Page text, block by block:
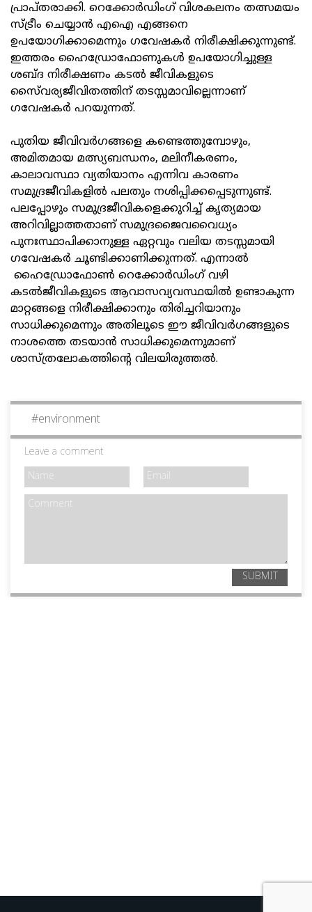
പ്രാപ്തരാക്കി. റെക്കോര്‍ഡിംഗ് വിശകലനം തത്സമയം
സ്ട്രീം ചെയ്യാന്‍ എഐ എങ്ങനെ
ഉപയോഗിക്കാമെന്നും ഗവേഷകര്‍ നിരീക്ഷിക്കുന്നുണ്ട്.
ഇത്തരം ഹൈഡ്രോഫോണുകള്‍ ഉപയോഗിച്ചുള്ള
ശബ്ദ നിരീക്ഷണം കടല്‍ ജീവികളുടെ
സൈ്വര്യജീവിതത്തിന് തടസ്സമാവില്ലെന്നാണ്
ഗവേഷകര്‍ പറയുന്നത്.
പുതിയ ജീവിവര്‍ഗങ്ങളെ കണ്ടെത്തുമ്പോഴും,
അമിതമായ മത്സ്യബന്ധനം, മലിനീകരണം,
കാലാവസ്ഥാ വ്യതിയാനം എന്നിവ കാരണം
സമുദ്രജീവികളില്‍ പലതും നശിപ്പിക്കപ്പെടുന്നുണ്ട്.
പലപ്പോഴും സമുദ്രജീവികളെക്കുറിച്ച് കൃത്യമായ
അറിവില്ലാത്തതാണ് സമുദ്രജൈവവൈധ്യം
പുനഃസ്ഥാപിക്കാനുള്ള ഏറ്റവും വലിയ തടസ്സമായി
ഗവേഷകര്‍ ചൂണ്ടിക്കാണിക്കുന്നത്. എന്നാല്‍
ഹൈഡ്രോഫോണ്‍ റെക്കോര്‍ഡിംഗ് വഴി
കടല്‍ജീവികളുടെ ആവാസവ്യവസ്ഥയില്‍ ഉണ്ടാകുന്ന
മാറ്റങ്ങളെ നിരീക്ഷിക്കാനും തിരിച്ചറിയാനും
സാധിക്കുമെന്നും അതിലൂടെ ഈ ജീവിവര്‍ഗങ്ങളുടെ
നാശത്തെ തടയാന്‍ സാധിക്കുമെന്നുമാണ്
ശാസ്ത്രലോകത്തിന്റെ വിലയിരുത്തല്‍.
#environment
Leave a comment
SUBMIT